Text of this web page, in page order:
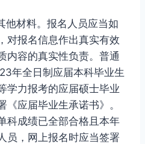
他材料。报名人员应当如
对报名信息作出真实有效
内容的真实性负责。普通
年全日制应届本科毕业生
学力报考的应届硕士毕业
应届毕业生承诺书》。
科成绩已全部合格且本年
员，网上报名时应当签署